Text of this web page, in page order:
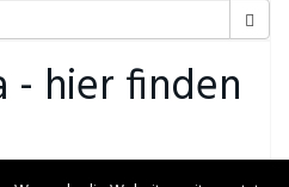
- hier finden